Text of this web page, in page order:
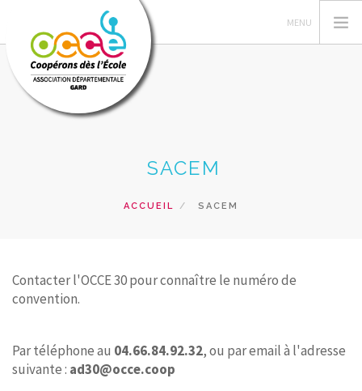
GERER SA COOPERATIVE
PRETS ET SERVICES
RECHERCHER
CONTACT
SACEM
ACCUEIL SACEM
Contacter l'OCCE 30 pour connaître le numéro de
convention.
Par téléphone au 04.66.84.92.32, ou par email à l'adresse
suivante : ad30@occe.coop